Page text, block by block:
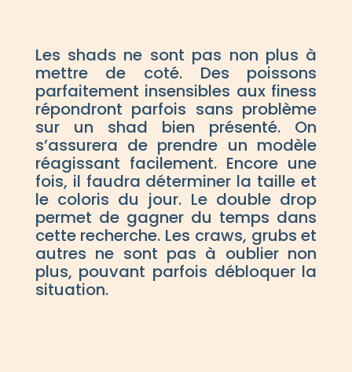
Les shads ne sont pas non plus à
mettre de coté. Des poissons
parfaitement insensibles aux finess
répondront parfois sans problème
sur un shad bien présenté. On
s’assurera de prendre un modèle
réagissant facilement. Encore une
fois, il faudra déterminer la taille et
le coloris du jour. Le double drop
permet de gagner du temps dans
cette recherche. Les craws, grubs et
autres ne sont pas à oublier non
plus, pouvant parfois débloquer la
situation.